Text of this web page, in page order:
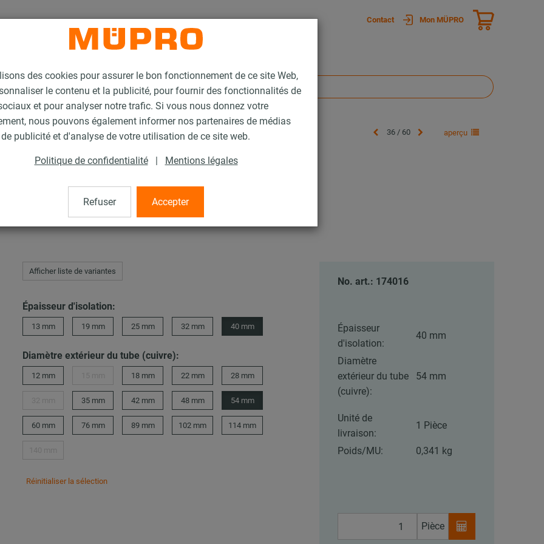
des cookies pour assurer le bon fonctionnement de ce site Web,
le contenu et la publicité, pour fournir des fonctionnalités de
et pour analyser notre trafic. Si vous nous donnez votre
nous pouvons également informer nos partenaires de médias
publicité et d'analyse de votre utilisation de ce site web.
Politique de confidentialité | Mentions légales
Refuser Accepter
Contact Mon MÜPRO
36 / 60 aperçu
Afficher liste de variantes
Épaisseur d'isolation:
13 mm 19 mm 25 mm 32 mm 40 mm
Diamètre extérieur du tube (cuivre):
12 mm 18 mm 22 mm 28 mm
35 mm 42 mm 48 mm 54 mm
60 mm 76 mm 89 mm 102 mm 114 mm
Réinitialiser la sélection
No. art.: 174016
Épaisseur
d'isolation:
40 mm
Diamètre
extérieur du tube
(cuivre):
54 mm
Unité de
livraison:
1 Pièce
Poids/MU: 0,341 kg
Pièce